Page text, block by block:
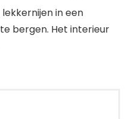
in een
bergen. Het interieur